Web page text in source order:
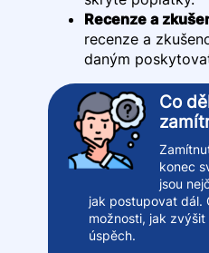
Recenze a
recenze a
daným
Co
konec
jsou
jak postupovat dál.
možnosti, jak zvýšit
úspěch.